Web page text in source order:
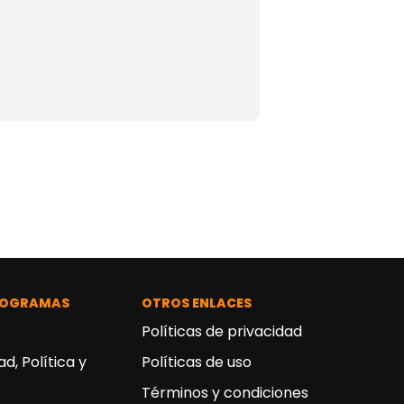
Política y
OTROS ENLACES
Políticas de privacidad
Políticas de uso
Términos y condiciones